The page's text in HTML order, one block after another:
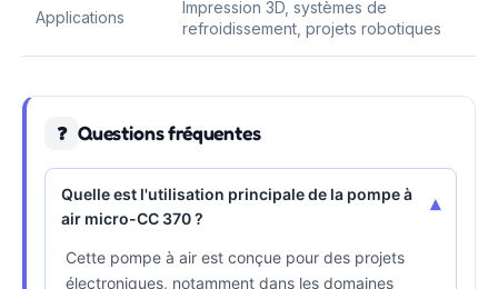
Applications
Impression 3D, systèmes de
refroidissement, projets robotiques
❓ Questions fréquentes
Quelle est l'utilisation principale de la pompe à
air micro-CC 370 ?
▾
Cette pompe à air est conçue pour des projets
électroniques, notamment dans les domaines